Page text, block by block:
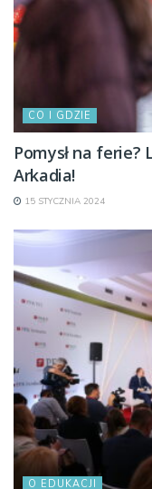
CO I GDZIE
Pomysł na
Arkadia!
15 STYCZNIA 2024
O EDUKACJI